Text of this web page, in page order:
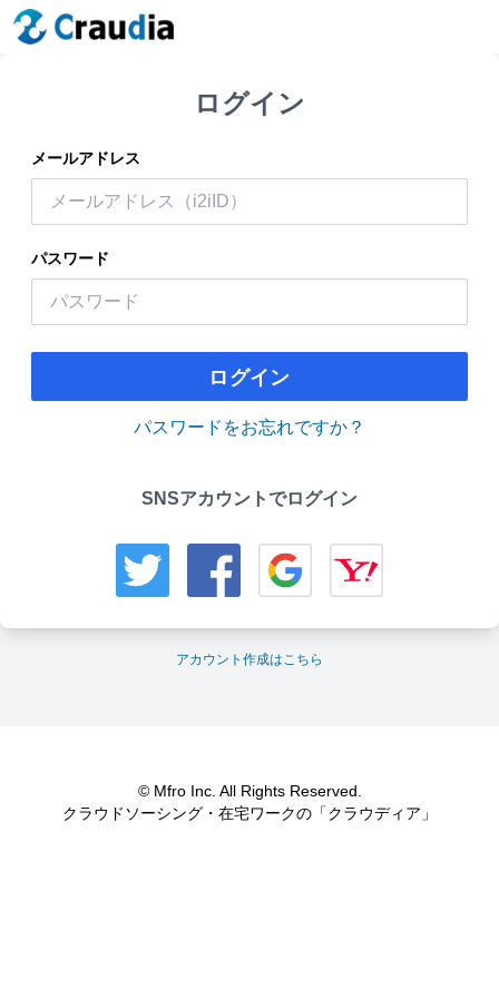
ログイン
メールアドレス
パスワード
ログイン
パスワードをお忘れですか？
SNSアカウントでログイン
アカウント作成はこちら
© Mfro Inc. All Rights Reserved.
クラウドソーシング・在宅ワークの「クラウディア」